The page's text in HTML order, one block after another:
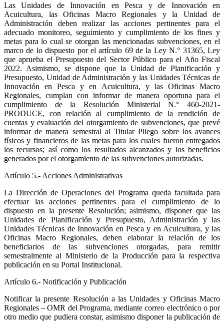
Las Unidades de Innovación en Pesca y de Innovación en
Acuicultura, las Oficinas Macro Regionales y la Unidad de
Administración deben realizar las acciones pertinentes para el
adecuado monitoreo, seguimiento y cumplimiento de los fines y
metas para lo cual se otorgan las mencionadas subvenciones, en el
marco de lo dispuesto por el artículo 69 de la Ley N.° 31365, Ley
que aprueba el Presupuesto del Sector Público para el Año Fiscal
2022. Asimismo, se dispone que la Unidad de Planificación y
Presupuesto, Unidad de Administración y las Unidades Técnicas de
Innovación en Pesca y en Acuicultura, y las Oficinas Macro
Regionales, cumplan con informar de manera oportuna para el
cumplimiento de la Resolución Ministerial N.° 460-2021-
PRODUCE, con relación al cumplimiento de la rendición de
cuentas y evaluación del otorgamiento de subvenciones, que prevé
informar de manera semestral al Titular Pliego sobre los avances
físicos y financieros de las metas para los cuales fueron entregados
los recursos; así como los resultados alcanzados y los beneficios
generados por el otorgamiento de las subvenciones autorizadas.
Artículo 5.- Acciones Administrativas
La Dirección de Operaciones del Programa queda facultada para
efectuar las acciones pertinentes para el cumplimiento de lo
dispuesto en la presente Resolución; asimismo, disponer que las
Unidades de Planificación y Presupuesto, Administración y las
Unidades Técnicas de Innovación en Pesca y en Acuicultura, y las
Oficinas Macro Regionales, deben elaborar la relación de los
beneficiarios de las subvenciones otorgadas, para remitir
semestralmente al Ministerio de la Producción para la respectiva
publicación en su Portal Institucional.
Artículo 6.- Notificación y Publicación
Notificar la presente Resolución a las Unidades y Oficinas Macro
Regionales – OMR del Programa, mediante correo electrónico o por
otro medio que pudiera constar, asimismo disponer la publicación de